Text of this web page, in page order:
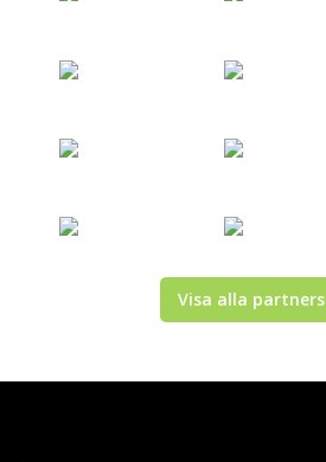
Visa alla partners